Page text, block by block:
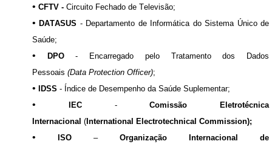
• CFTV - Circuito Fechado de Televisão;
•DATASUS - Departamento de Informática do Sistema Único de
Saúde;
• DPO-
Encarregado pelo Tratamento dos Dados
Pessoais (Data Protection Officer);
• IDSS - Índice de Desempenho da Saúde Suplementar;
• IEC -
Comissão Eletrotécnica
Internacional ( International Electrotechnical Commission);
• ISO – Organização Internacional de